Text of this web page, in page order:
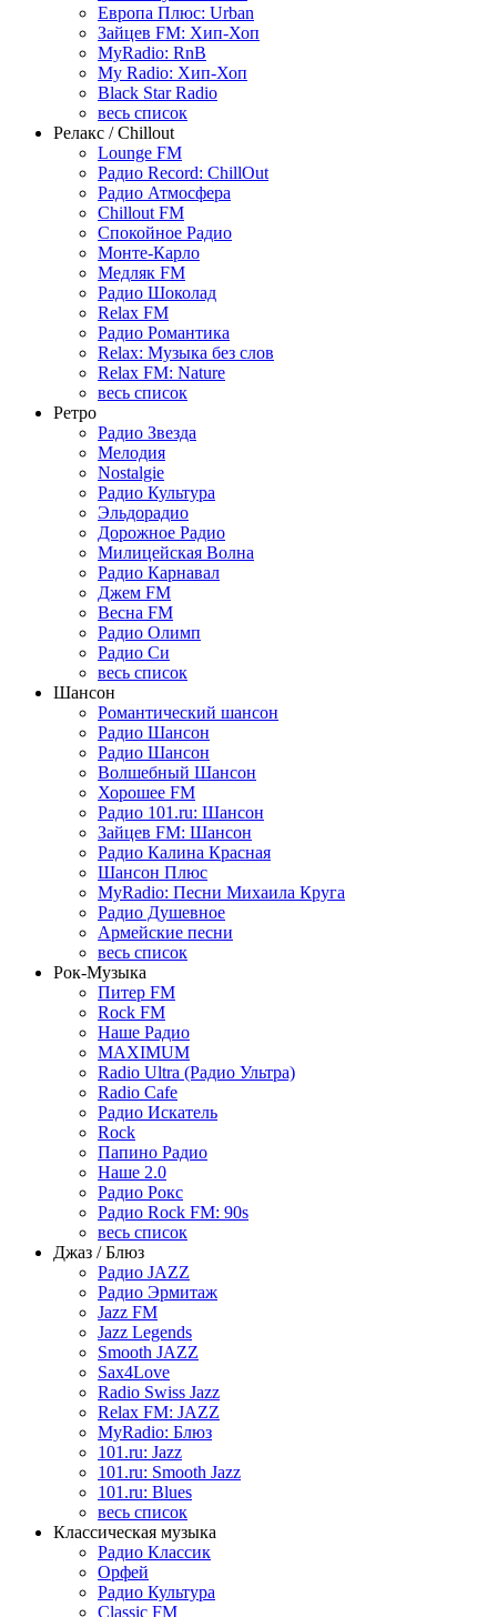
Европа Плюс: Urban
Зайцев FM: Хип-Хоп
MyRadio: RnB
My Radio: Хип-Хоп
Black Star Radio
весь список
Релакс / Chillout
Lounge FM
Радио Record: ChillOut
Радио Атмосфера
Chillout FM
Спокойное Радио
Монте-Карло
Медляк FM
Радио Шоколад
Relax FM
Радио Романтика
Relax: Музыка без слов
Relax FM: Nature
весь список
Ретро
Радио Звезда
Мелодия
Nostalgie
Радио Культура
Эльдорадио
Дорожное Радио
Милицейская Волна
Радио Карнавал
Джем FM
Весна FM
Радио Олимп
Радио Си
весь список
Шансон
Романтический шансон
Радио Шансон
Радио Шансон
Волшебный Шансон
Хорошее FM
Радио 101.ru: Шансон
Зайцев FM: Шансон
Радио Калина Красная
Шансон Плюс
MyRadio: Песни Михаила Круга
Радио Душевное
Армейские песни
весь список
Рок-Музыка
Питер FM
Rock FM
Наше Радио
MAXIMUM
Radio Ultra (Радио Ультра)
Radio Cafe
Радио Искатель
Rock
Папино Радио
Наше 2.0
Радио Рокс
Радио Rock FM: 90s
весь список
Джаз / Блюз
Радио JAZZ
Радио Эрмитаж
Jazz FM
Jazz Legends
Smooth JAZZ
Sax4Love
Radio Swiss Jazz
Relax FM: JAZZ
MyRadio: Блюз
101.ru: Jazz
101.ru: Smooth Jazz
101.ru: Blues
весь список
Классическая музыка
Радио Классик
Орфей
Радио Культура
Classic FM